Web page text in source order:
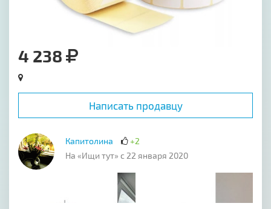
4 238
Написать продавцу
Капитолина
+2
На «Ищи тут» с 22 января 2020